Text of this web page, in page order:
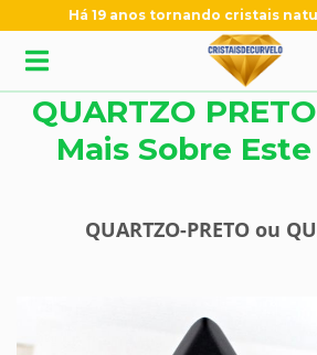
Há 19 anos tornando cristais
QUARTZO
Mais Sobre
QUARTZO-PRETO ou